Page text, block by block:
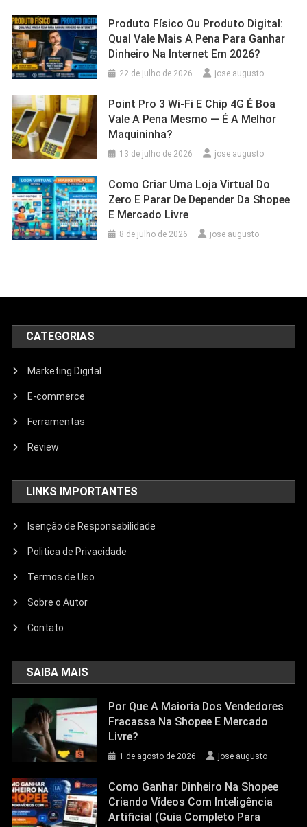
Produto Físico Ou Produto Digital:
Qual Vale Mais A Pena Para Ganhar
Dinheiro Na Internet Em 2026?
22 de julho de 2026 jose augusto
Point Pro 3 Wi‑Fi E Chip 4G É Boa
Vale A Pena Mesmo — É A Melhor
Maquininha?
13 de julho de 2026 jose augusto
Como Criar Uma Loja Virtual Do
Zero E Parar De Depender Da Shopee
E Mercado Livre
8 de julho de 2026 jose augusto
CATEGORIAS
Marketing Digital
E-commerce
Ferramentas
Review
LINKS IMPORTANTES
Isenção de Responsabilidade
Politica de Privacidade
Termos de Uso
Sobre o Autor
Contato
SAIBA MAIS
Por Que A Maioria Dos Vendedores
Fracassa Na Shopee E Mercado
Livre?
1 de agosto de 2026 jose augusto
Como Ganhar Dinheiro Na Shopee
Criando Vídeos Com Inteligência
Artificial (Guia Completo Para